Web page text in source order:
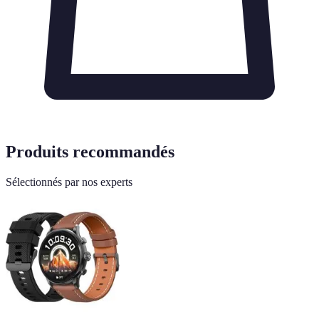
Produits recommandés
Sélectionnés par nos experts